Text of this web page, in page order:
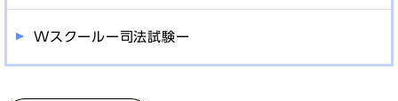
Wスクールー司法試験ー